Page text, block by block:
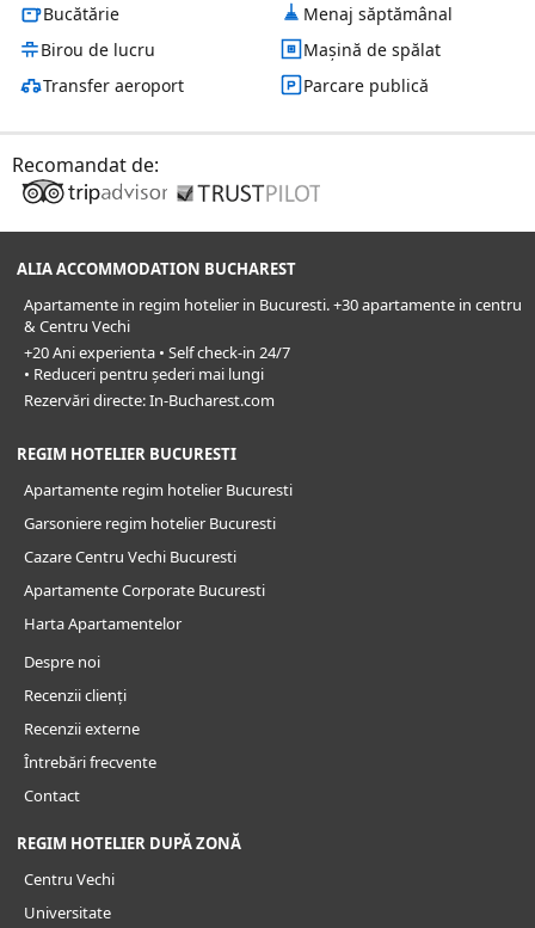
Bucătărie
Menaj săptămânal
Birou de lucru
Mașină de spălat
Transfer aeroport
Parcare publică
Recomandat de:
ALIA ACCOMMODATION BUCHAREST
Apartamente in regim hotelier in Bucuresti. +30 apartamente in centru
& Centru Vechi
+20 Ani experienta • Self check-in 24/7
• Reduceri pentru șederi mai lungi
Rezervări directe: In-Bucharest.com
REGIM HOTELIER BUCURESTI
Apartamente regim hotelier Bucuresti
Garsoniere regim hotelier Bucuresti
Cazare Centru Vechi Bucuresti
Apartamente Corporate Bucuresti
Harta Apartamentelor
Despre noi
Recenzii clienți
Recenzii externe
Întrebări frecvente
Contact
REGIM HOTELIER DUPĂ ZONĂ
Centru Vechi
Universitate